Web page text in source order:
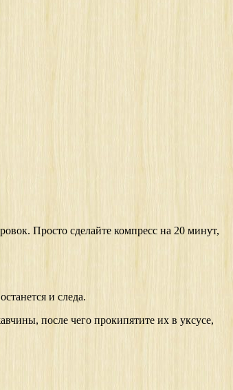
Просто сделайте компресс на 20 минут,
и следа.
после чего прокипятите их в уксусе,